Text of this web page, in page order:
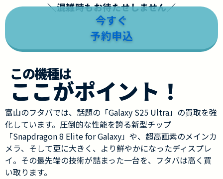
＼混雑時もお待たせしません／
今すぐ
予約申込
この機種は
ここがポイント！
富山のフタバでは、話題の「Galaxy S25 Ultra」の買取を強
化しています。圧倒的な性能を誇る新型チップ
「Snapdragon 8 Elite for Galaxy」や、超高画素のメインカ
メラ、そして更に大きく、より鮮やかになったディスプレ
イ。その最先端の技術が詰まった一台を、フタバは高く買
い取ります。